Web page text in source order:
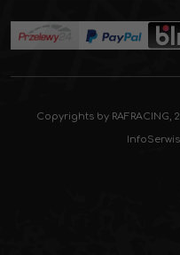
Copyrights by RAFRACING,
InfoSerwis